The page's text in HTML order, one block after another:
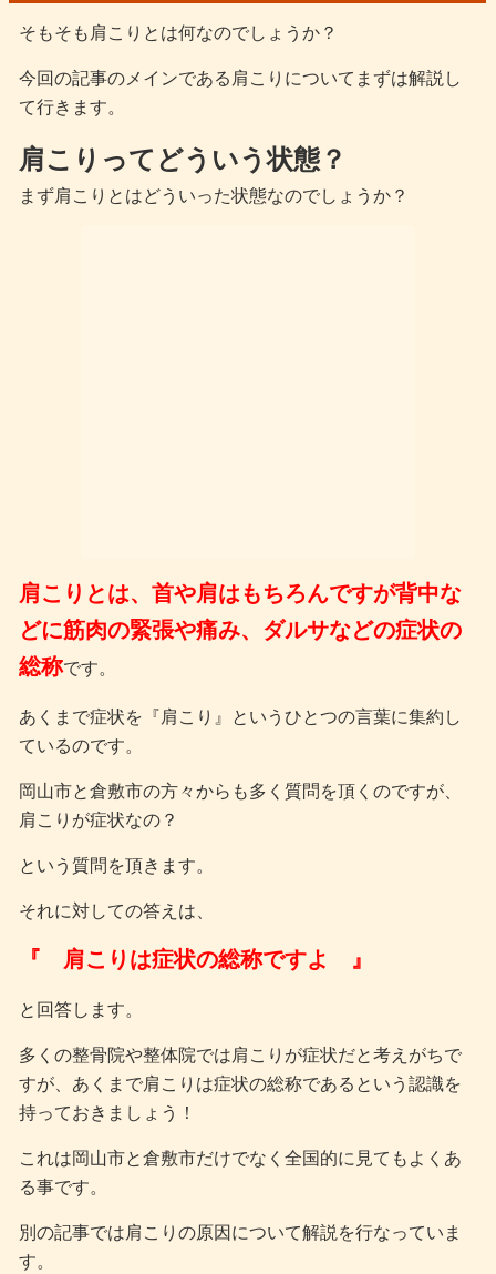
そもそも肩こりとは何なのでしょうか？
今回の記事のメインである肩こりについてまずは解説し
て行きます。
肩こりってどういう状態？
まず肩こりとはどういった状態なのでしょうか？
肩こりとは、首や肩はもちろんですが背中な
どに筋肉の緊張や痛み、ダルサなどの症状の
総称です。
あくまで症状を『肩こり』というひとつの言葉に集約し
ているのです。
岡山市と倉敷市の方々からも多く質問を頂くのですが、
肩こりが症状なの？
という質問を頂きます。
それに対しての答えは、
『 肩こりは症状の総称ですよ 』
と回答します。
多くの整骨院や整体院では肩こりが症状だと考えがちで
すが、あくまで肩こりは症状の総称であるという認識を
持っておきましょう！
これは岡山市と倉敷市だけでなく全国的に見てもよくあ
る事です。
別の記事では肩こりの原因について解説を行なっていま
す。